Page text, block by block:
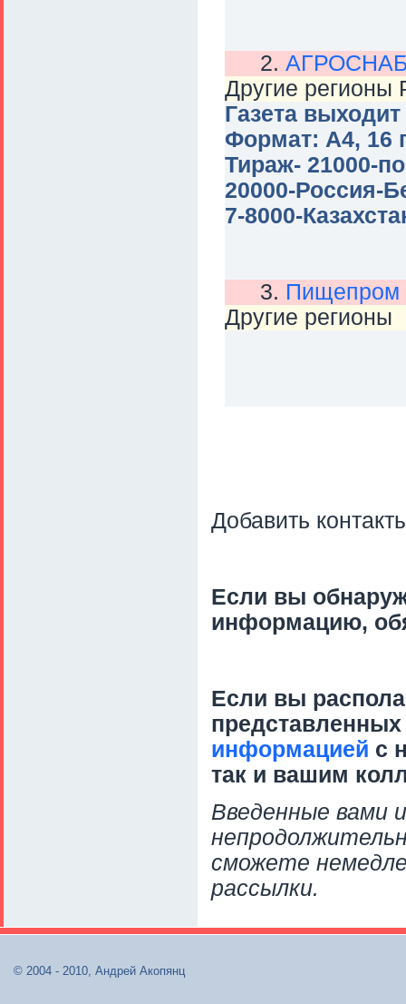
2.
Другие регионы
Газета
Формат: А4, 16
Тираж- 21000-
20000-Россия-
7-8000-
3. Пищепром
Другие регионы
Добавить
Если вы
информацию,
Если вы
информацией с
так и вашим
Введенные вами
сможете
рассылки.
© 2004 - 2010, Андрей Акопянц